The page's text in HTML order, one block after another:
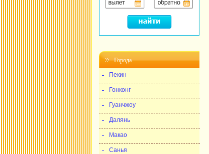
Города
Пекин
Гонконг
Гуанчжоу
Далянь
Макао
Санья